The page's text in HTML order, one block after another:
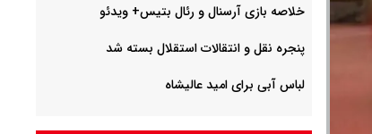
خلاصه بازی آرسنال و رئال بتیس+ ویدئو
پنجره نقل و انتقالات استقلال بسته شد
لباس آبی برای امید عالیشاه